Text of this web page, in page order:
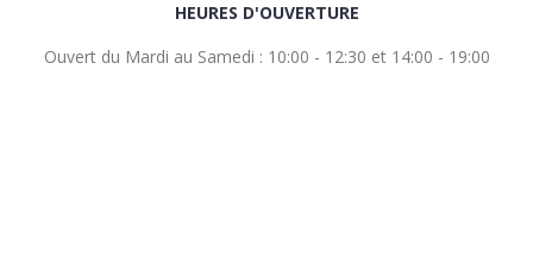
HEURES D'OUVERTURE
Ouvert du Mardi au Samedi : 10:00 - 12:30 et 14:00 - 19:00